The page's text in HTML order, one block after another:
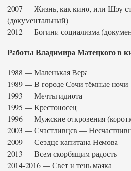
2007 — Жизнь, как кино, или Шоу
(документальный)
2012 — Богини социализма
Работы Владимира Матецкого в
1988 — Маленькая Вера
1989 — В городе Сочи тёмные ночи
1993 — Мечты идиота
1995 — Крестоносец
1996 — Мужские откровения
2003 — Счастливцев —
2009 — Сердце капитана Немова
2013 — Всем скорбящим радость
2014-2016 — Свет и тень маяка